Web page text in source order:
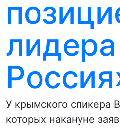
У крымского спикера
которых накануне